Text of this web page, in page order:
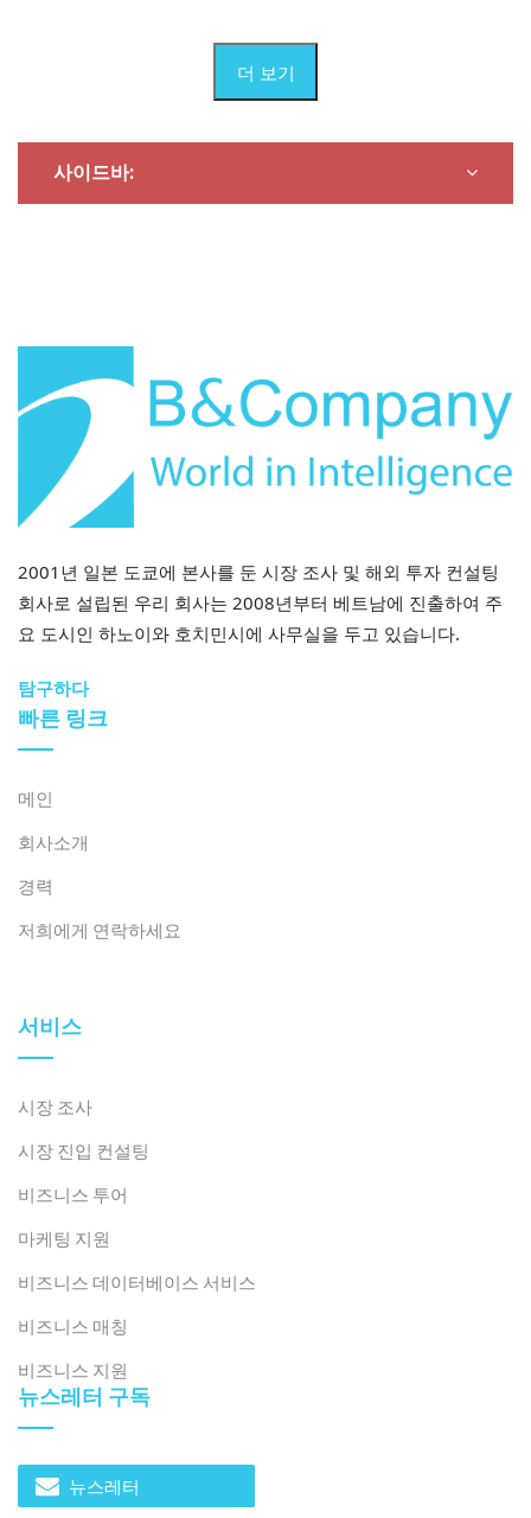
더 보기
사이드바:
2001년 일본 도쿄에 본사를 둔 시장 조사 및 해외 투자 컨설팅
회사로 설립된 우리 회사는 2008년부터 베트남에 진출하여 주
요 도시인 하노이와 호치민시에 사무실을 두고 있습니다.
탐구하다
빠른 링크
메인
회사소개
경력
저희에게 연락하세요
서비스
시장 조사
시장 진입 컨설팅
비즈니스 투어
마케팅 지원
비즈니스 데이터베이스 서비스
비즈니스 매칭
비즈니스 지원
뉴스레터 구독
뉴스레터